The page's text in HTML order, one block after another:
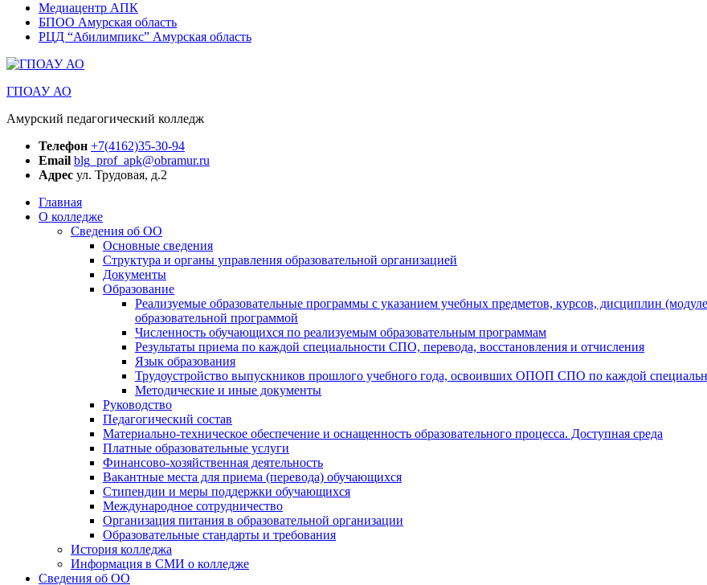
Медиацентр АПК
БПОО Амурская область
РЦД “Абилимпикс” Амурская область
ГПОАУ АО
Амурский педагогический колледж
Телефон +7(4162)35-30-94
Email blg_prof_apk@obramur.ru
Адрес ул. Трудовая, д.2
Главная
О колледже
Сведения об ОО
Основные сведения
Структура и органы управления образовательной организацией
Документы
Образование
Реализуемые образовательные программы с указанием учебных предметов, курсов, дисциплин
образовательной программой
Численность обучающихся по реализуемым образовательным программам
Результаты приема по каждой специальности СПО, перевода, восстановления и отчисления
Язык образования
Трудоустройство выпускников прошлого учебного года, освоивших ОПОП СПО по каждой
Методические и иные документы
Руководство
Педагогический состав
Материально-техническое обеспечение и оснащенность образовательного процесса. Доступная среда
Платные образовательные услуги
Финансово-хозяйственная деятельность
Вакантные места для приема (перевода) обучающихся
Стипендии и меры поддержки обучающихся
Международное сотрудничество
Организация питания в образовательной организации
Образовательные стандарты и требования
История колледжа
Информация в СМИ о колледже
Сведения об ОО